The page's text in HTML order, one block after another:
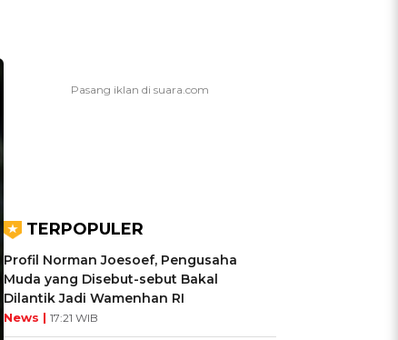
TERPOPULER
Profil Norman Joesoef, Pengusaha
Muda yang Disebut-sebut Bakal
Dilantik Jadi Wamenhan RI
News | 17:21 WIB